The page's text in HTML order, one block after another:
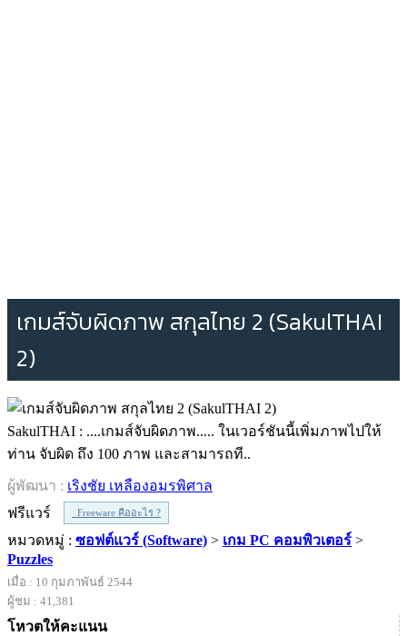
เกมส์จับผิดภาพ สกุลไทย 2 (SakulTHAI
2)
SakulTHAI : ....เกมส์จับผิดภาพ..... ในเวอร์ชันนี้เพิ่มภาพไปให้
ท่าน จับผิด ถึง 100 ภาพ และสามารถที..
ผู้พัฒนา : เริงชัย เหลืองอมรพิศาล
ฟรีแวร์
Freeware คืออะไร ?
หมวดหมู่ : ซอฟต์แวร์ (Software) > เกม PC คอมพิวเตอร์ >
Puzzles
เมื่อ : 10 กุมภาพันธ์ 2544
ผู้ชม : 41,381
โหวตให้คะแนน